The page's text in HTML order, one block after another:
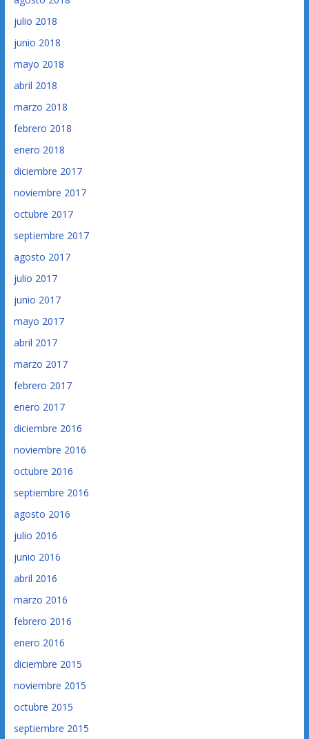
julio 2018
junio 2018
mayo 2018
abril 2018
marzo 2018
febrero 2018
enero 2018
diciembre 2017
noviembre 2017
octubre 2017
septiembre 2017
agosto 2017
julio 2017
junio 2017
mayo 2017
abril 2017
marzo 2017
febrero 2017
enero 2017
diciembre 2016
noviembre 2016
octubre 2016
septiembre 2016
agosto 2016
julio 2016
junio 2016
abril 2016
marzo 2016
febrero 2016
enero 2016
diciembre 2015
noviembre 2015
octubre 2015
septiembre 2015